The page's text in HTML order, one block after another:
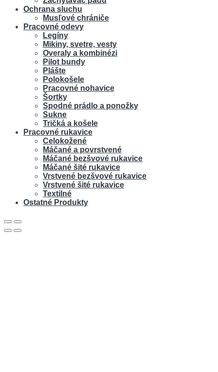
Ochrana sluchu
Musľové chrániče
Pracovné odevy
Legíny
Mikiny, svetre, vesty
Overaly a kombinézi
Pilot bundy
Plášte
Polokošele
Pracovné nohavice
Šortky
Spodné prádlo a ponožky
Sukne
Tričká a košele
Pracovné rukavice
Celokožené
Máčané a povrstvené
Máčané bezšvové rukavice
Máčané šité rukavice
Vrstvené bezšvové rukavice
Vrstvené šité rukavice
Textilné
Ostatné Produkty